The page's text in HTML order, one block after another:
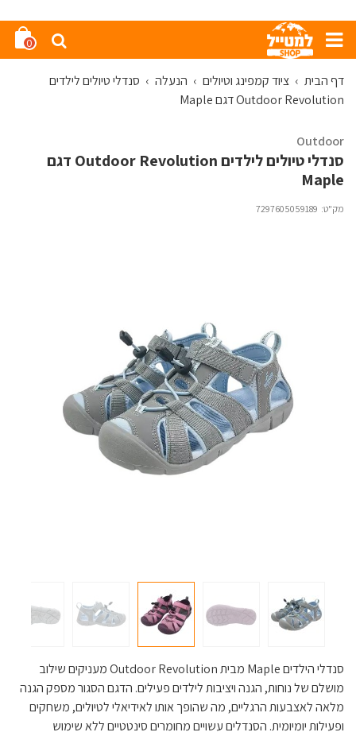
0
דף הבית › ציוד קמפינג וטיולים › הנעלה › סנדלי טיולים לילדים
Outdoor Revolution דגם Maple
Outdoor
סנדלי טיולים לילדים Outdoor Revolution דגם
Maple
מק"ט: 7297605059189
סנדלי הילדים Maple מבית Outdoor Revolution מעניקים שילוב
מושלם של נוחות, הגנה ויציבות לילדים פעילים. הדגם הסגור מספק הגנה
מלאה לאצבעות הרגליים, מה שהופך אותו לאידיאלי לטיולים, משחקים
ופעילות יומיומית. הסנדלים עשויים מחומרים סינטטיים ללא שימוש